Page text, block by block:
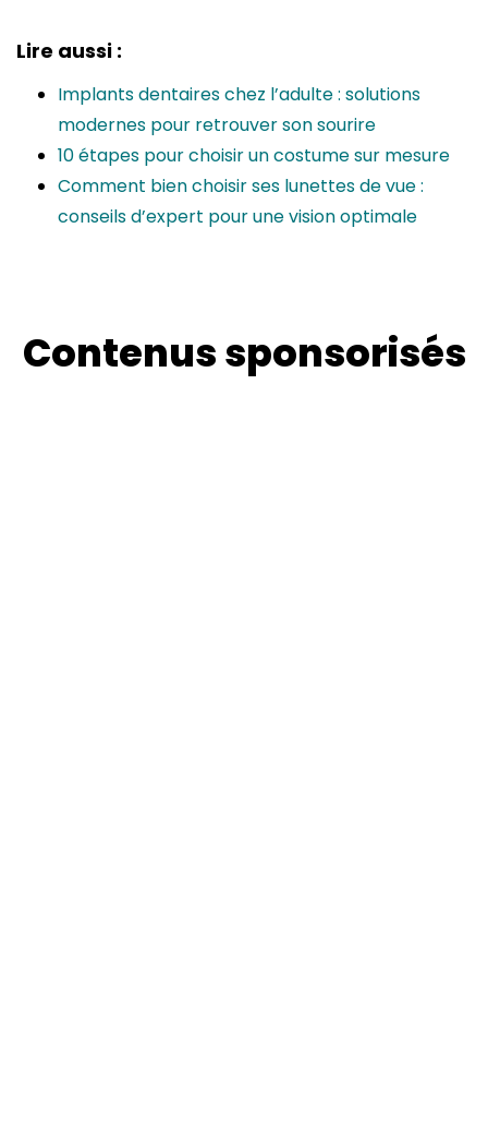
Lire aussi :
Implants dentaires chez l’adulte : solutions
modernes pour retrouver son sourire
10 étapes pour choisir un costume sur mesure
Comment bien choisir ses lunettes de vue :
conseils d’expert pour une vision optimale
Contenus sponsorisés